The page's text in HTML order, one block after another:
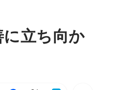
立ち向か